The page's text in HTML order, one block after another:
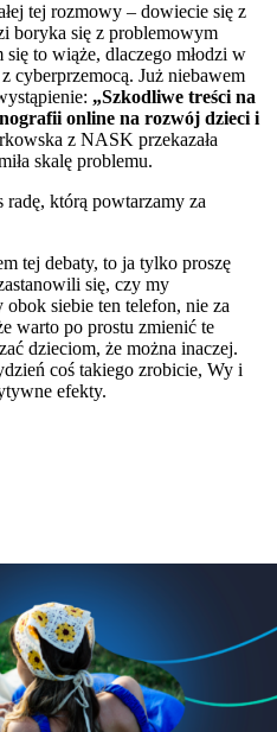
tej rozmowy – dowiecie się z
boryka się z problemowym
to wiąże, dlaczego młodzi w
cyberprzemocą. Już niebawem
„Szkodliwe treści na
online na rozwój dzieci i
z NASK przekazała
skalę problemu.
radę, którą powtarzamy za
tej debaty, to ja tylko proszę
się, czy my
siebie ten telefon, nie za
warto po prostu zmienić te
dzieciom, że można inaczej.
coś takiego zrobicie, Wy i
efekty.